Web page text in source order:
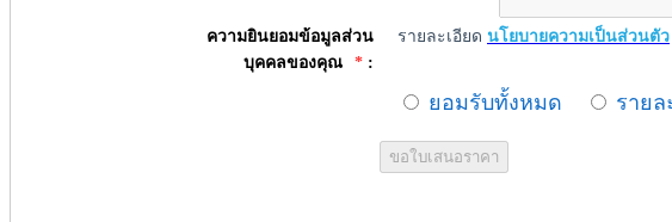
ความยินยอมข้อมูลส่วน
บุคคลของคุณ
* :
รายละเอียด นโยบายความเป็นส่วนตัว
ยอมรับทั้งหมด รายล